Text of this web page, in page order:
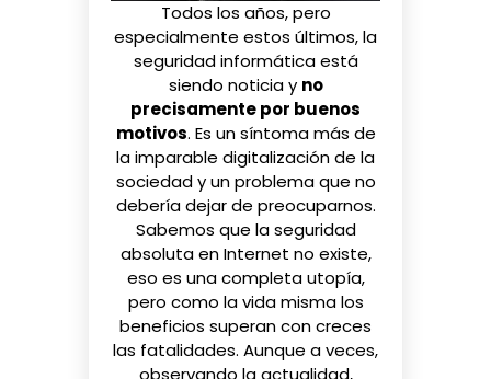
Todos los años, pero
especialmente estos últimos, la
seguridad informática está
siendo noticia y no
precisamente por buenos
motivos. Es un síntoma más de
la imparable digitalización de la
sociedad y un problema que no
debería dejar de preocuparnos.
Sabemos que la seguridad
absoluta en Internet no existe,
eso es una completa utopía,
pero como la vida misma los
beneficios superan con creces
las fatalidades. Aunque a veces,
observando la actualidad,